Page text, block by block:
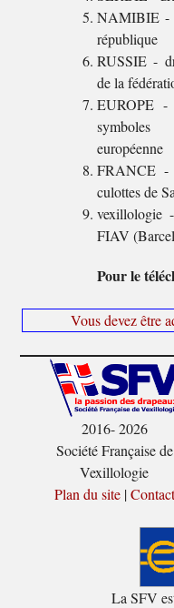
NAMIBIE -
république
RUSSIE -
de la
EUROPE
européenne
FRANCE -
culottes de
vexillologie
FIAV
Pour le
Vous devez être
2016- 2026
Société Française de
Vexillologie
Plan du site|Contact
La SFV